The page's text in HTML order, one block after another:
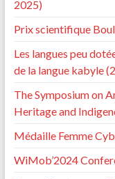
2025)
Prix scientifique
Les langues peu
de la langue kabyle
The Symposium on
Heritage and
Médaille Femme
WiMob’2024